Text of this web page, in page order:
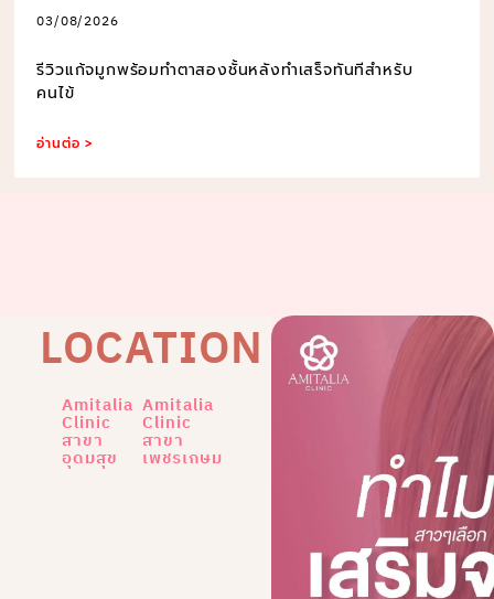
03/08/2026
รีวิวแก้จมูกพร้อมทำตาสองชั้นหลังทำเสร็จทันทีสำหรับ
คนไข้
อ่านต่อ >
LOCATION
Amitalia
Clinic
สาขา
อุดมสุข
Amitalia
Clinic
สาขา
เพชรเกษม